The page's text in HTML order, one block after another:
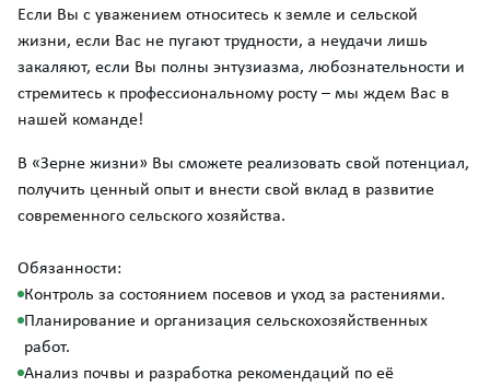
Если Вы с уважением относитесь к земле и сельской
жизни, если Вас не пугают трудности, а неудачи лишь
закаляют, если Вы полны энтузиазма, любознательности и
стремитесь к профессиональному росту – мы ждем Вас в
нашей команде!
В «Зерне жизни» Вы сможете реализовать свой потенциал,
получить ценный опыт и внести свой вклад в развитие
современного сельского хозяйства.
Обязанности:
Контроль за состоянием посевов и уход за растениями.
Планирование и организация сельскохозяйственных
работ.
Анализ почвы и разработка рекомендаций по её